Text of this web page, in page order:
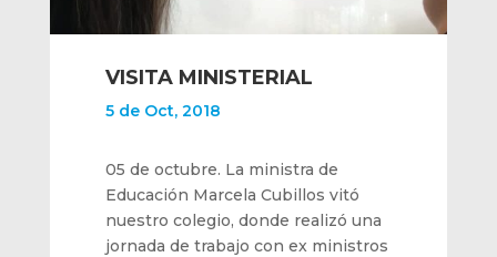
VISITA MINISTERIAL
5 de Oct, 2018
05 de octubre. La ministra de
Educación Marcela Cubillos vitó
nuestro colegio, donde realizó una
jornada de trabajo con ex ministros